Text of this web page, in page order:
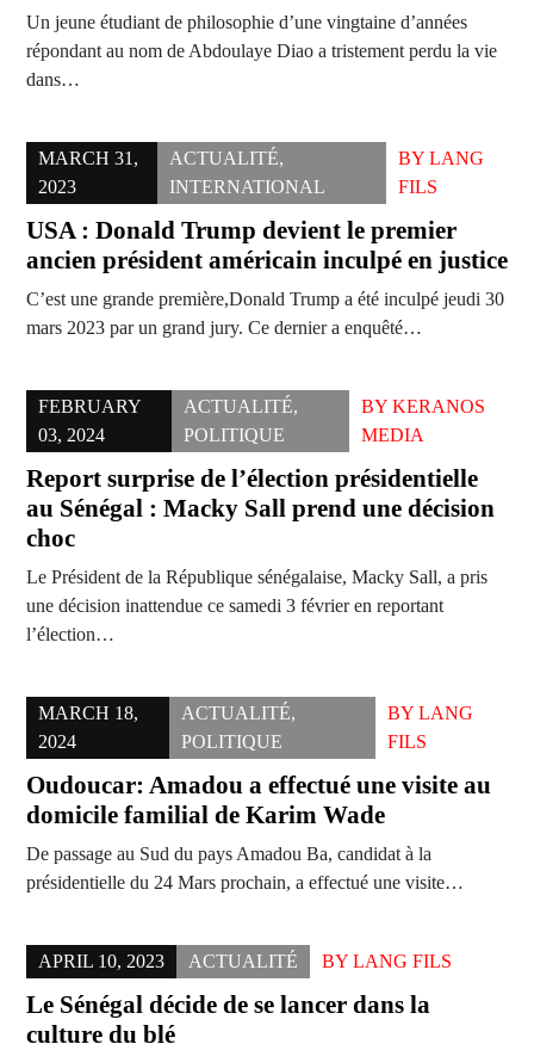
Un jeune étudiant de philosophie d’une vingtaine d’années
répondant au nom de Abdoulaye Diao a tristement perdu la vie
dans…
MARCH 31,
2023
ACTUALITÉ,
INTERNATIONAL
BYLANG
FILS
USA : Donald Trump devient le premier
ancien président américain inculpé en justice
C’est une grande première,Donald Trump a été inculpé jeudi 30
mars 2023 par un grand jury. Ce dernier a enquêté…
FEBRUARY
03, 2024
ACTUALITÉ,
POLITIQUE
BYKERANOS
MEDIA
Report surprise de l’élection présidentielle
au Sénégal : Macky Sall prend une décision
choc
Le Président de la République sénégalaise, Macky Sall, a pris
une décision inattendue ce samedi 3 février en reportant
l’élection…
MARCH 18,
2024
ACTUALITÉ,
POLITIQUE
BYLANG
FILS
Oudoucar: Amadou a effectué une visite au
domicile familial de Karim Wade
De passage au Sud du pays Amadou Ba, candidat à la
présidentielle du 24 Mars prochain, a effectué une visite…
APRIL 10, 2023 ACTUALITÉ BY LANG FILS
Le Sénégal décide de se lancer dans la
culture du blé